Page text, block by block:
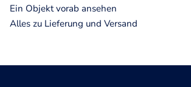
Ein Objekt vorab ansehen
Alles zu Lieferung und Versand